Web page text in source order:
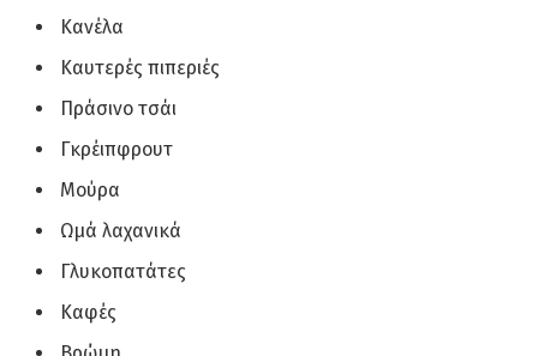
Κανέλα
Καυτερές πιπεριές
Πράσινο τσάι
Γκρέιπφρουτ
Μούρα
Ωμά λαχανικά
Γλυκοπατάτες
Καφές